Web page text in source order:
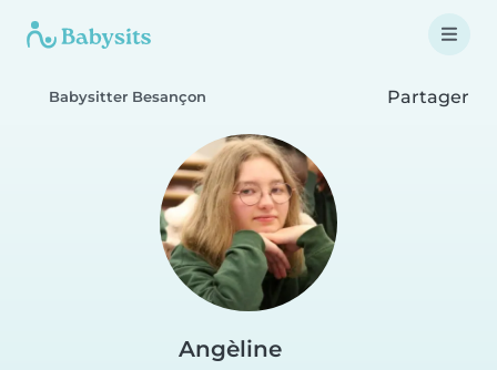
Babysitter Besançon Partager
Angèline